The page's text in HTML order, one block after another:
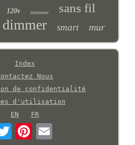
120v mimmer sans fil
dimmer smart mur
Index
Nous
de confidentialité
d'utilisation
EN
FR